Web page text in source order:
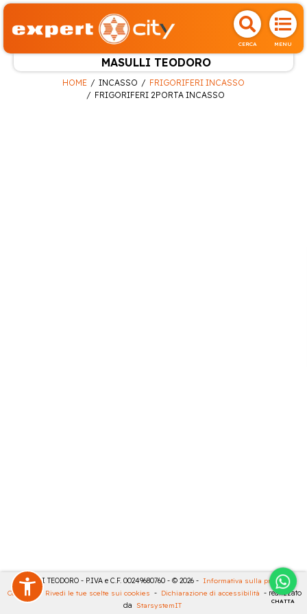
CERCA MENU
MASULLI TEODORO
CHATTA
HOME INCASSO
FRIGORIFERI INCASSO
FRIGORIFERI 2PORTA INCASSO
MASULLI TEODORO - P.IVA e C.F. 00249680760 - © 2026 - Informativa sulla privacy -
Cookies
- Rivedi le tue scelte sui cookies - Dichiarazione di accessibilità - realizzato
da StarsystemIT